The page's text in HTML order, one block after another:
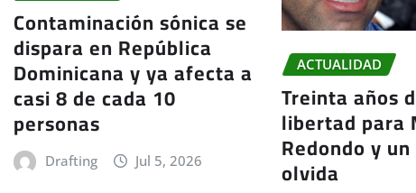
Contaminación sónica se
dispara en República
Dominicana y ya afecta a
casi 8 de cada 10
personas
Drafting Jul 5, 2026
ACTUALIDAD
Treinta años
libertad para
Redondo y
olvida